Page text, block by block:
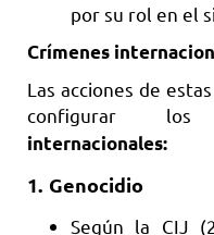
por su rol en el
Crímenes
Las acciones de
configurar
internacionales:
1. Genocidio
Según la CIJ